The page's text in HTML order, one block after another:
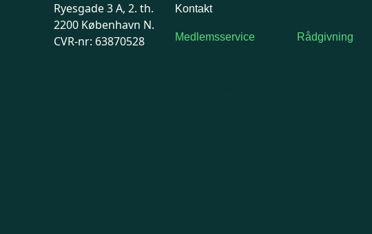
Ryesgade 3 A, 2. th.
2200 København N.
CVR-nr: 63870528
Kontakt
Medlemsservice Rådgivning